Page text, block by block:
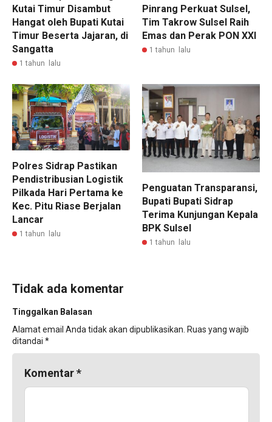
Kutai Timur Disambut
Hangat oleh Bupati Kutai
Timur Beserta Jajaran, di
Sangatta
1 tahun lalu
Pinrang Perkuat Sulsel,
Tim Takrow Sulsel Raih
Emas dan Perak PON XXI
1 tahun lalu
Polres Sidrap Pastikan
Pendistribusian Logistik
Pilkada Hari Pertama ke
Kec. Pitu Riase Berjalan
Lancar
1 tahun lalu
Penguatan Transparansi,
Bupati Bupati Sidrap
Terima Kunjungan Kepala
BPK Sulsel
1 tahun lalu
Tidak ada komentar
Tinggalkan Balasan
Alamat email Anda tidak akan dipublikasikan. Ruas yang wajib
ditandai *
Komentar*